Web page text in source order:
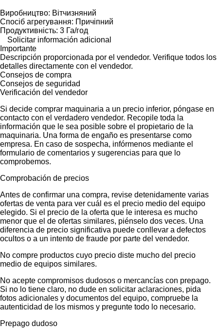
Виробництво: Вітчизняний
Спосіб агрегування: Причіпний
Продуктивність: 3 Га/год
Solicitar información adicional
Importante
Descripción proporcionada por el vendedor. Verifique todos los
detalles directamente con el vendedor.
Consejos de compra
Consejos de seguridad
Verificación del vendedor
Si decide comprar maquinaria a un precio inferior, póngase en
contacto con el verdadero vendedor. Recopile toda la
información que le sea posible sobre el propietario de la
maquinaria. Una forma de engaño es presentarse como
empresa. En caso de sospecha, infórmenos mediante el
formulario de comentarios y sugerencias para que lo
comprobemos.
Comprobación de precios
Antes de confirmar una compra, revise detenidamente varias
ofertas de venta para ver cuál es el precio medio del equipo
elegido. Si el precio de la oferta que le interesa es mucho
menor que el de ofertas similares, piénselo dos veces. Una
diferencia de precio significativa puede conllevar a defectos
ocultos o a un intento de fraude por parte del vendedor.
No compre productos cuyo precio diste mucho del precio
medio de equipos similares.
No acepte compromisos dudosos o mercancías con prepago.
Si no lo tiene claro, no dude en solicitar aclaraciones, pida
fotos adicionales y documentos del equipo, compruebe la
autenticidad de los mismos y pregunte todo lo necesario.
Prepago dudoso